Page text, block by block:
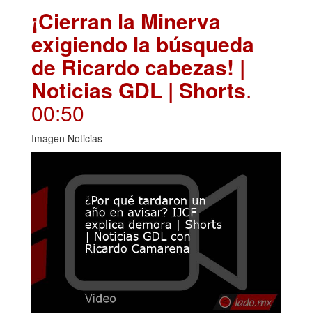
¡Cierran la Minerva
exigiendo la búsqueda
de Ricardo cabezas! |
Noticias GDL | Shorts.
00:50
Imagen Noticias